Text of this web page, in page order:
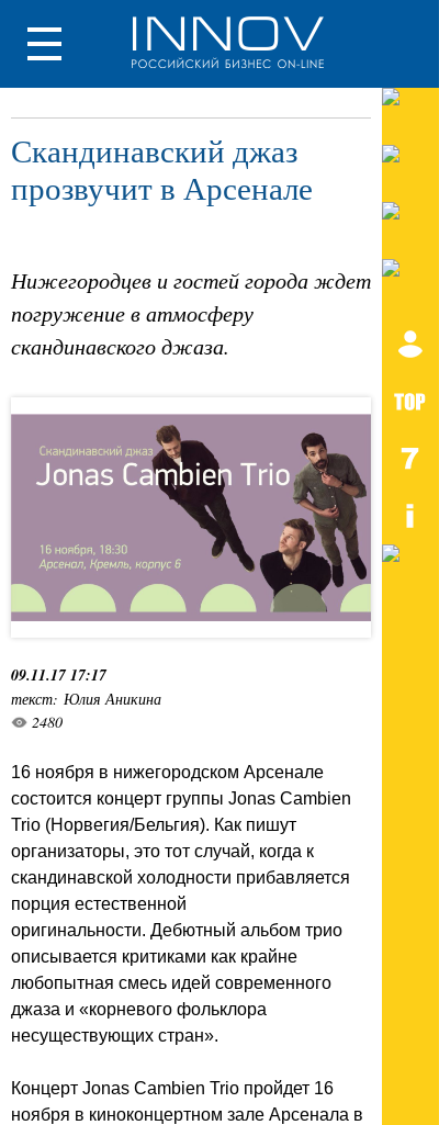
Скандинавский джаз
прозвучит в Арсенале
Нижегородцев и гостей города ждет
погружение в атмосферу
скандинавского джаза.
09.11.17 17:17
текст: Юлия Аникина
2480
16 ноября в нижегородском Арсенале
состоится концерт группы Jonas Cambien
Trio (Норвегия/Бельгия). Как пишут
организаторы, это тот случай, когда к
скандинавской холодности прибавляется
порция естественной
оригинальности. Дебютный альбом трио
описывается критиками как крайне
любопытная смесь идей современного
джаза и «корневого фольклора
несуществующих стран».
Концерт Jonas Cambien Trio пройдет 16
ноября в киноконцертном зале Арсенала в